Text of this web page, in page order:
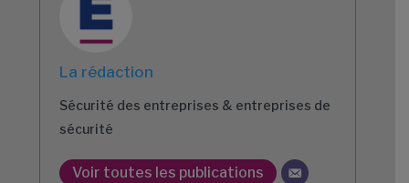
La rédaction
Sécurité des entreprises & entreprises de
sécurité
Voir toutes les publications